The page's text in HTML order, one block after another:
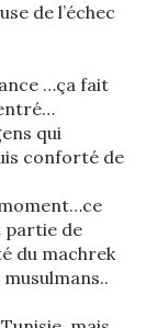
de l’échec
…ça fait
qui
conforté de
partie de
du machrek